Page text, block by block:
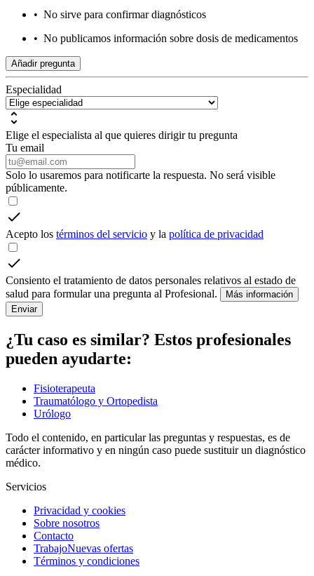
• No sirve para confirmar diagnósticos
• No publicamos información sobre dosis de medicamentos
Añadir pregunta
Especialidad
Elige el especialista al que quieres dirigir tu pregunta
Tu email
Solo lo usaremos para notificarte la respuesta. No será visible
públicamente.
Acepto los términos del servicio y la política de privacidad
Consiento el tratamiento de datos personales relativos al estado de
salud para formular una pregunta al Profesional.
Más información
Enviar
¿Tu caso es similar? Estos profesionales
pueden ayudarte:
Fisioterapeuta
Traumatólogo y Ortopedista
Urólogo
Todo el contenido, en particular las preguntas y respuestas, es de
carácter informativo y en ningún caso puede sustituir un diagnóstico
médico.
Servicios
Privacidad y cookies
Sobre nosotros
Contacto
TrabajoNuevas ofertas
Términos y condiciones